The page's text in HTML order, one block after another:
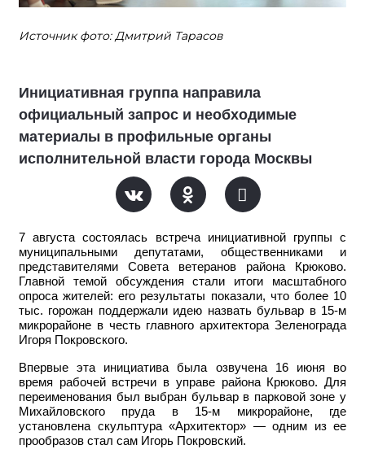
Источник фото: Дмитрий Тарасов
Инициативная группа направила
официальный запрос и необходимые
материалы в профильные органы
исполнительной власти города Москвы
7 августа состоялась встреча инициативной группы с
муниципальными депутатами, общественниками и
представителями Совета ветеранов района Крюково.
Главной темой обсуждения стали итоги масштабного
опроса жителей: его результаты показали, что более 10
тыс. горожан поддержали идею назвать бульвар в 15-м
микрорайоне в честь главного архитектора Зеленограда
Игоря Покровского.
Впервые эта инициатива была озвучена 16 июня во
время рабочей встречи в управе района Крюково. Для
переименования был выбран бульвар в парковой зоне у
Михайловского пруда в 15-м микрорайоне, где
установлена скульптура «Архитектор» — одним из ее
прообразов стал сам Игорь Покровский.